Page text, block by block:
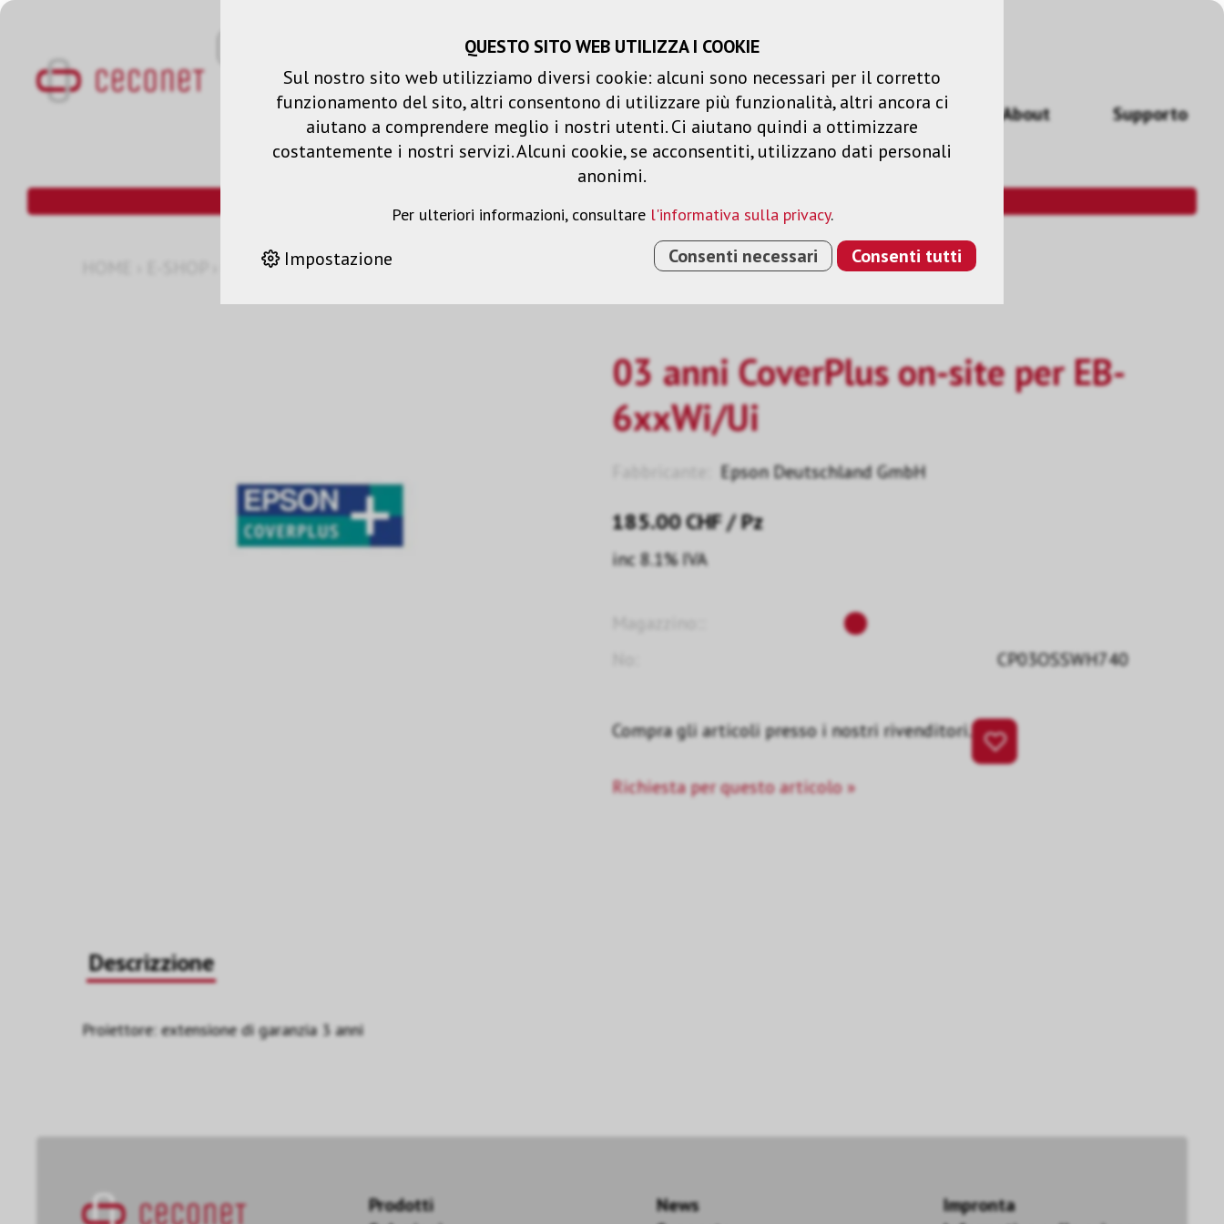
Carrello spesa Liste dei desideri
Prodotti Soluzioni Servizi News About Supporto
03 ANNI COVERPLUS ON-SITE PER EB-6XXWI/UI
03 anni CoverPlus on-site per EB-
6xxWi/Ui
Epson Deutschland GmbH
185.00CHF/ Pz
inc 8.1% IVA
CP03OSSWH740
Compra gli articoli presso i nostri rivenditori.
Richiesta per questo articolo »
Descrizzione
Proiettore: extensione di garanzia 3 anni
Prodotti
News
Impronta
QUESTO SITO WEB UTILIZZA I COOKIE
Sul nostro sito web utilizziamo diversi cookie: alcuni sono necessari per il corretto
funzionamento del sito, altri consentono di utilizzare più funzionalità, altri ancora ci
aiutano a comprendere meglio i nostri utenti. Ci aiutano quindi a ottimizzare
costantemente i nostri servizi. Alcuni cookie, se acconsentiti, utilizzano dati personali
anonimi.
Per ulteriori informazioni, consultare l'informativa sulla privacy.
Impostazione Consenti necessari Consenti tutti